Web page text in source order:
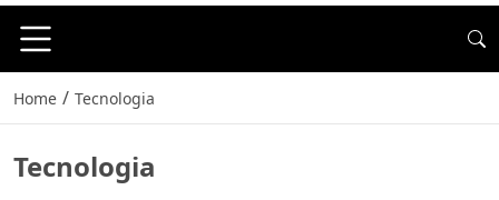
Home / Tecnologia
Tecnologia